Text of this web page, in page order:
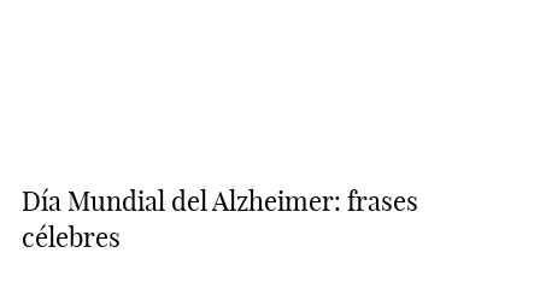
Día Mundial del Alzheimer: frases
célebres